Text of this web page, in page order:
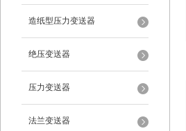
造纸型压力变送器
绝压变送器
压力变送器
法兰变送器